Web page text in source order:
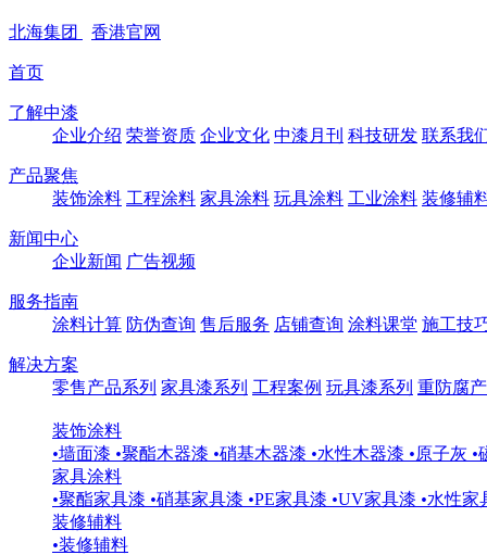
北海集团 香港官网
首页
了解中漆
企业介绍 荣誉资质 企业文化 中漆月刊 科技研发 联系我
产品聚焦
装饰涂料 工程涂料 家具涂料 玩具涂料 工业涂料 装修辅
新闻中心
企业新闻 广告视频
服务指南
涂料计算 防伪查询 售后服务 店铺查询 涂料课堂 施工技
解决方案
零售产品系列 家具漆系列 工程案例 玩具漆系列 重防腐
装饰涂料
•墙面漆 •聚酯木器漆 •硝基木器漆 •水性木器漆 •原子灰 •
家具涂料
•聚酯家具漆 •硝基家具漆 •PE家具漆 •UV家具漆 •水性家
装修辅料
•装修辅料